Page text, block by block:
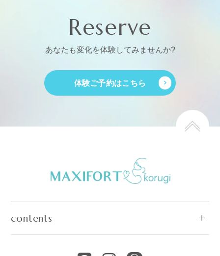
Reserve
あなたも変化を体験してみませんか?
体験ご予約はこちら
contents